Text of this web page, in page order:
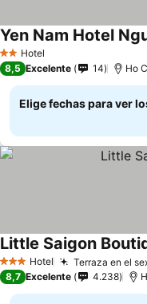
2 Estrellas
Hotel
Yen Nam Hotel
8,5 Excelente 14 Ho
Elige fechas para ver
3 Estrellas
Hotel Terraza en el
Little Saigon
8,7 Excelente 4.238